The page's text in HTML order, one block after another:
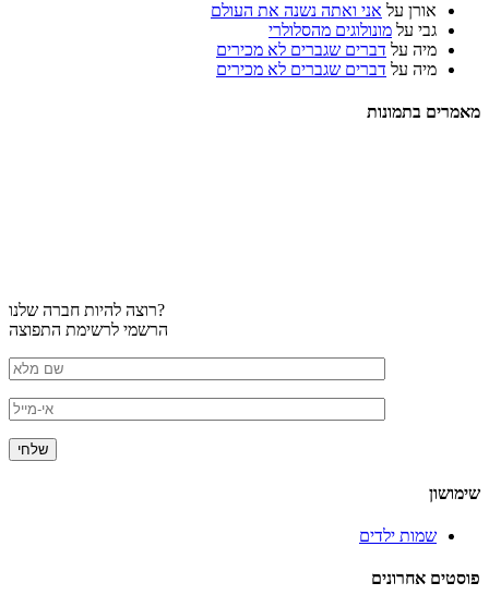
אורן על אני ואתה נשנה את העולם
גבי על מונולוגים מהסלולרי
מיה על דברים שגברים לא מכירים
מיה על דברים שגברים לא מכירים
מאמרים בתמונות
רוצה להיות חברה שלנו?
הרשמי לרשימת התפוצה
שימושון
שמות ילדים
פוסטים אחרונים